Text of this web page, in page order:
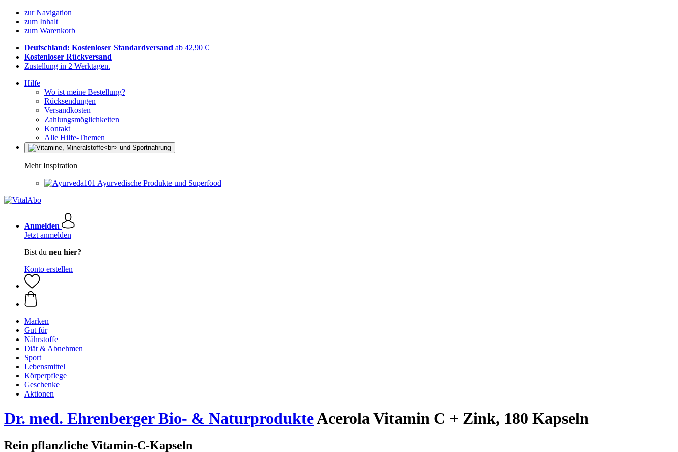
zur Navigation
zum Inhalt
zum Warenkorb
Deutschland: Kostenloser Standardversand ab 42,90 €
Kostenloser Rückversand
Zustellung in 2 Werktagen.
Hilfe
Wo ist meine Bestellung?
Rücksendungen
Versandkosten
Zahlungsmöglichkeiten
Kontakt
Alle Hilfe-Themen
Mehr Inspiration
Ayurvedische Produkte und Superfood
Anmelden
Jetzt anmelden
Bist du neu hier?
Konto erstellen
Marken
Gut für
Nährstoffe
Diät & Abnehmen
Sport
Lebensmittel
Körperpflege
Geschenke
Aktionen
Dr. med. Ehrenberger Bio- & NaturprodukteAcerola Vitamin C + Zink, 180 Kapseln
Rein pflanzliche Vitamin-C-Kapseln